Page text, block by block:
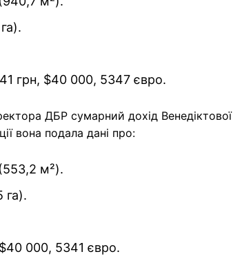
грн, $40 000, 5347 євро.
ДБР сумарний дохід Венедіктової
вона подала дані про:
м²).
га).
000, 5341 євро.